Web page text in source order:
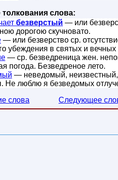
слова:
безверстый — или
дорогою скучновато.
— или безверство ср.
убеждения в святых и
— ср. безведреница жен.
погода. Безведреное лето.
— неведомый,
Не люблю я безведомых
слова
Следующее